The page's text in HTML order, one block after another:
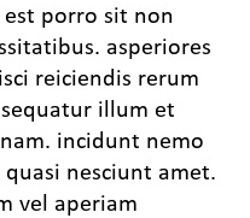
porro sit non
asperiores
reiciendis rerum
illum et
incidunt nemo
nesciunt amet.
vel aperiam